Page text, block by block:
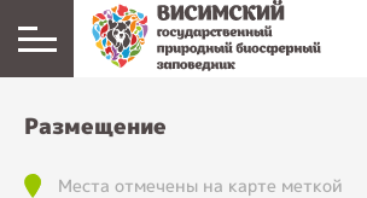
Размещение
Места отмечены на карте меткой